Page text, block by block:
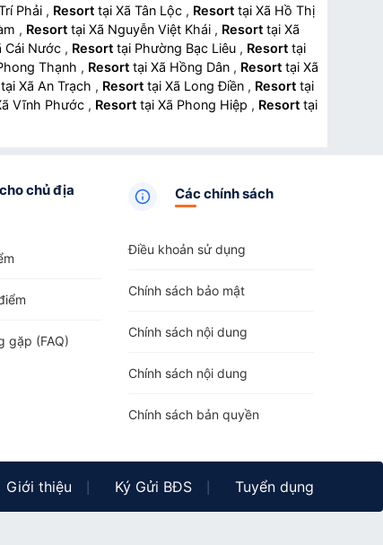
Trí Phải , Resort tại Xã Tân Lộc , Resort tại Xã Hồ Thị
, Resort tại Xã Nguyễn Việt Khái , Resort tại Xã
Cái Nước , Resort tại Phường Bạc Liêu , Resort tại
Phong Thạnh , Resort tại Xã Hồng Dân , Resort tại Xã
tại Xã An Trạch , Resort tại Xã Long Điền , Resort tại
Xã Vĩnh Phước , Resort tại Xã Phong Hiệp , Resort tại
chủ địa
gặp (FAQ)
Các chính sách
Điều khoản sử dụng
Chính sách bảo mật
Chính sách nội dung
Chính sách nội dung
Chính sách bản quyền
Giới thiệu Ký Gửi BĐS Tuyển dụng